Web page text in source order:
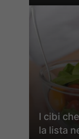
I cibi
la lista